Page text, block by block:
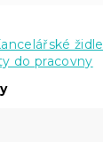
židle
do pracovny